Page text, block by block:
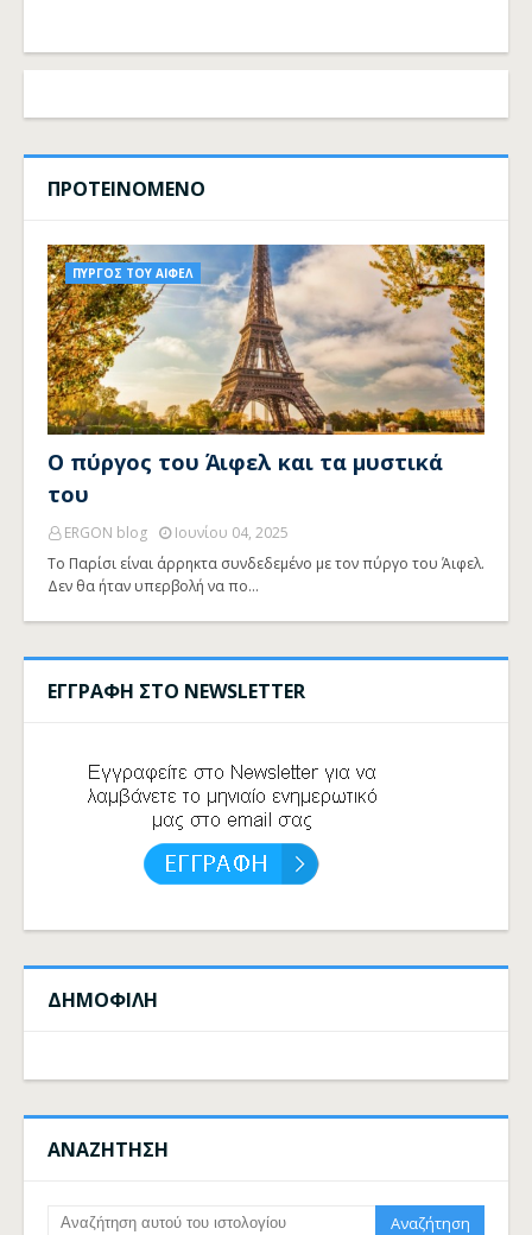
ΠΡΟΤΕΙΝΟΜΕΝΟ
ΠΥΡΓΟΣ ΤΟΥ ΑΙΦΕΛ
Ο πύργος του Άιφελ και τα μυστικά
του
ERGON blog
Ιουνίου 04, 2025
Το Παρίσι είναι άρρηκτα συνδεδεμένο με τον πύργο του Άιφελ.
Δεν θα ήταν υπερβολή να πο…
ΕΓΓΡΑΦΗ ΣΤΟ NEWSLETTER
ΔΗΜΟΦΙΛΗ
ΑΝΑΖΗΤΗΣΗ